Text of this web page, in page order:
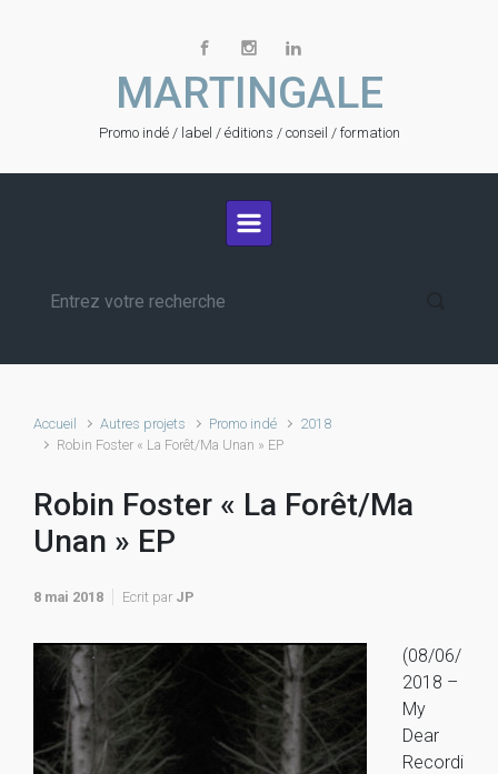
MARTINGALE
Promo indé / label / éditions / conseil / formation
Accueil Autres projets Promo indé
2018
Robin Foster « La Forêt/Ma Unan » EP
Robin Foster « La Forêt/Ma
Unan » EP
8 mai 2018 Ecrit par JP
(08/06/
2018 –
My
Dear
Recordi